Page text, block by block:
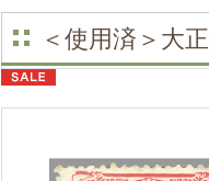
＜使用済＞大